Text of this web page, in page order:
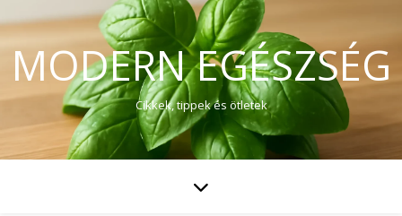
MODERN EGÉSZSÉG
Cikkek, tippek és ötletek